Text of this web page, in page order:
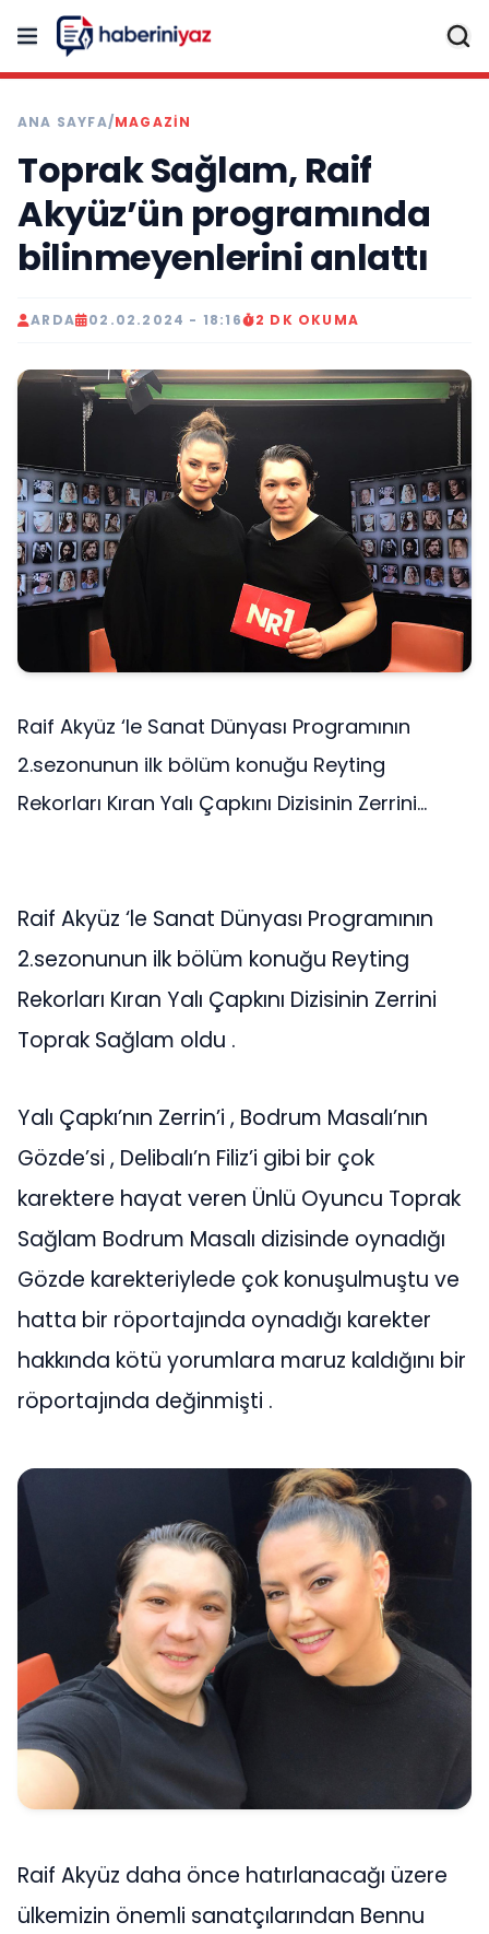
ANA SAYFA/MAGAZİN
Toprak Sağlam, Raif
Akyüz’ün programında
bilinmeyenlerini anlattı
ARDA 02.02.2024 - 18:16 2 DK OKUMA
Raif Akyüz ‘le Sanat Dünyası Programının
2.sezonunun ilk bölüm konuğu Reyting
Rekorları Kıran Yalı Çapkını Dizisinin Zerrini...
Raif Akyüz ‘le Sanat Dünyası Programının
2.sezonunun ilk bölüm konuğu Reyting
Rekorları Kıran Yalı Çapkını Dizisinin Zerrini
Toprak Sağlam oldu .
Yalı Çapkı’nın Zerrin’i , Bodrum Masalı’nın
Gözde’si , Delibalı’n Filiz’i gibi bir çok
karektere hayat veren Ünlü Oyuncu Toprak
Sağlam Bodrum Masalı dizisinde oynadığı
Gözde karekteriylede çok konuşulmuştu ve
hatta bir röportajında oynadığı karekter
hakkında kötü yorumlara maruz kaldığını bir
röportajında değinmişti .
Raif Akyüz daha önce hatırlanacağı üzere
ülkemizin önemli sanatçılarından Bennu